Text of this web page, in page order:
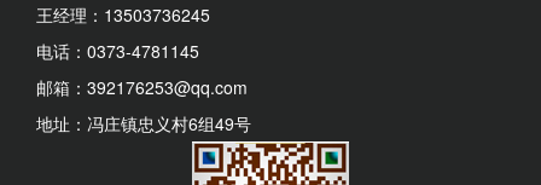
王经理：13503736245
电话：0373-4781145
邮箱：392176253@qq.com
地址：冯庄镇忠义村6组49号